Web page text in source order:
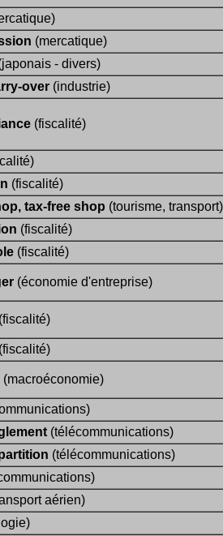
(mercatique)
- divers)
over (industrie)
(fiscalité)
(fiscalité)
tax-free shop (tourisme, transport)
(fiscalité)
(fiscalité)
(économie d'entreprise)
(fiscalité)
(fiscalité)
(macroéconomie)
(télécommunications)
(télécommunications)
aérien)